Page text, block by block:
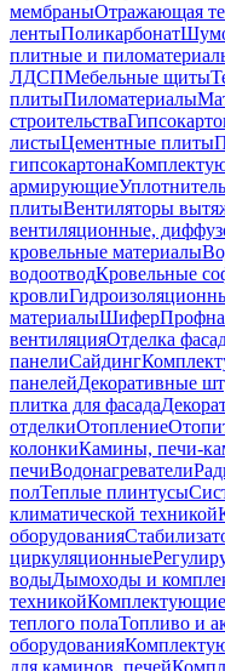
мембраныОтражающая
лентыПоликарбонат
плитные и
ЛДСПМебельные щиты
плитыПиломатериалы
строительства
листыЦементные плиты
гипсокартона
армирующие
плитыВентиляторы
вентиляционные,
кровельные материалы
водоотводКровельные
кровли
материалыШифер
вентиляцияОтделка
панелиСайдинг
панелейДекоративные
плитка для фасада
отделкиОтопление
колонкиКамины, печи-
печиВодонагреватели
полТеплые плинтусы
климатической техникой
оборудования
циркуляционные
водыДымоходы и
техникойКомплектующие
теплого полаТопливо и
оборудования
для каминов, печей